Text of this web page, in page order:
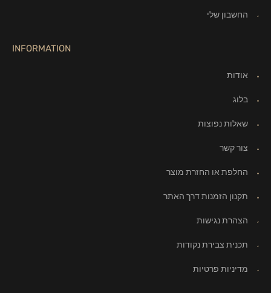
החשבון שלי
INFORMATION
אודות
בלוג
שאלות נפוצות
צור קשר
החלפת או החזרת מוצר
תקנון הזמנות דרך האתר
הצהרת נגישות
תכנית צבירת נקודות
מדיניות פרטיות